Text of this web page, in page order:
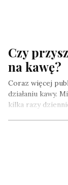
Czy
na kawę?
Coraz więcej
działaniu kawy.
kilka razy